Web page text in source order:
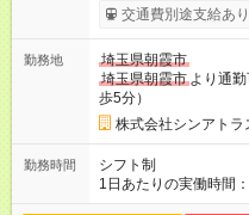
交通費別途支給あり
勤務地
埼玉県朝霞市
埼玉県朝霞市 より通
歩5分）
株式会社シンアトラ
勤務時間
シフト制
1日あたりの実働時間
土日祝含む週５日勤務 【 勤務時間 】 ・ 9：00～20：00（実働